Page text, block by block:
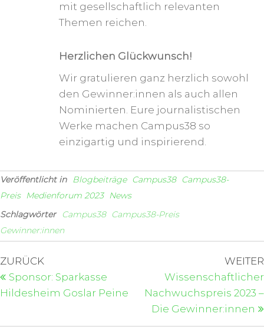
mit gesellschaftlich relevanten
Themen reichen.
Herzlichen Glückwunsch!
Wir gratulieren ganz herzlich sowohl
den Gewinner:innen als auch allen
Nominierten. Eure journalistischen
Werke machen Campus38 so
einzigartig und inspirierend.
Veröffentlicht in Blogbeiträge Campus38 Campus38-
Preis Medienforum 2023 News
Schlagwörter
Campus38
Campus38-Preis
Gewinner:innen
ZURÜCK
Sponsor: Sparkasse
Hildesheim Goslar Peine
WEITER
Wissenschaftlicher
Nachwuchspreis 2023 –
Die Gewinner:innen